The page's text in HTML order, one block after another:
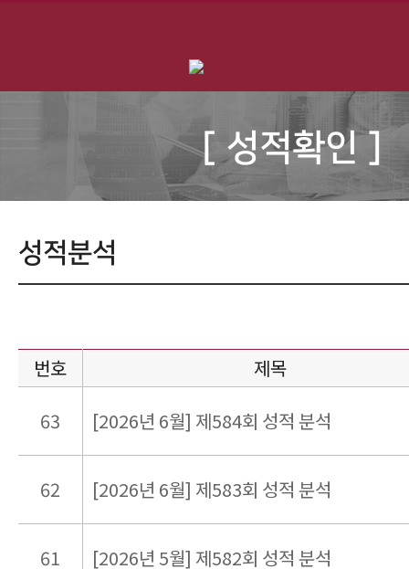
[ 성적확인 ]
성적분석
번호
제목
63
[2026년 6월] 제584회 성적 분석
62 [2026년 6월] 제583회 성적 분석
61 [2026년 5월] 제582회 성적 분석